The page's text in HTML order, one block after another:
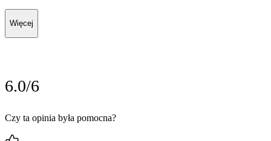
Więcej
6.0/6
Czy ta opinia była pomocna?